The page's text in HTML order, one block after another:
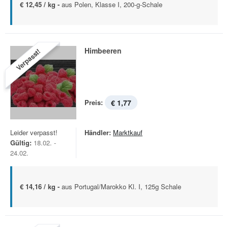
€ 12,45 / kg - aus Polen, Klasse I, 200-g-Schale
Verpasst! Himbeeren
Preis: € 1,77
Leider verpasst!
Gültig: 18.02. -
24.02.
Händler: Marktkauf
€ 14,16 / kg - aus Portugal/Marokko Kl. I, 125g Schale